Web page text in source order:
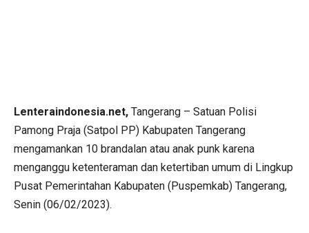
Lenteraindonesia.net, Tangerang – Satuan Polisi
Pamong Praja (Satpol PP) Kabupaten Tangerang
mengamankan 10 brandalan atau anak punk karena
menganggu ketenteraman dan ketertiban umum di Lingkup
Pusat Pemerintahan Kabupaten (Puspemkab) Tangerang,
Senin (06/02/2023).